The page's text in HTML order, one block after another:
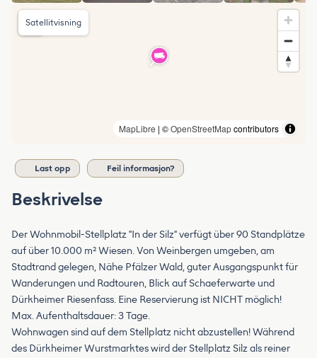
MapLibre | ©OpenStreetMapcontributors
Satellitvisning
Last opp Feil informasjon?
Beskrivelse
Der Wohnmobil-Stellplatz "In der Silz" verfügt über 90 Standplätze
auf über 10.000 m² Wiesen. Von Weinbergen umgeben, am
Stadtrand gelegen, Nähe Pfälzer Wald, guter Ausgangspunkt für
Wanderungen und Radtouren, Blick auf Schaeferwarte und
Dürkheimer Riesenfass. Eine Reservierung ist NICHT möglich!
Max. Aufenthaltsdauer: 3 Tage.
Wohnwagen sind auf dem Stellplatz nicht abzustellen! Während
des Dürkheimer Wurstmarktes wird der Stellplatz Silz als reiner